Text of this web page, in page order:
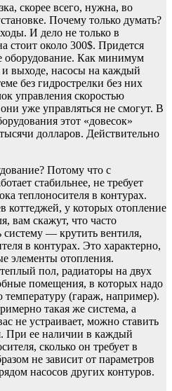
скорее всего, нужна, во
Почему только думать?
И дело не только в
стоит около 300$. Придется
оборудование. Как минимум
выходе, насосы на каждый
без гидрострелки без них
управления скоростью
уже управляться не смогут. В
этот «довесок»
долларов. Действительно
Потому что с
стабильнее, не требует
теплоносителя в контурах.
коттеджей, у которых отопление
вам скажут, что часто
систему — крутить вентиля,
в контурах. Это характерно,
элементы отопления.
пол, радиаторы на двух
помещения, в которых надо
(гараж, например).
такая же система, а
не устраивает, можно ставить
При ее наличии в каждый
сколько он требует в
не зависит от параметров
насосов других контуров.